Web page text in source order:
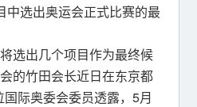
中选出奥运会正式比赛的最
选出几个项目作为最终候
的竹田会长近日在东京都
际奥委会委员透露，5月